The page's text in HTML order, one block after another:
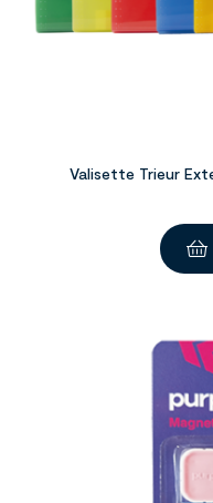
Valisette Trieur